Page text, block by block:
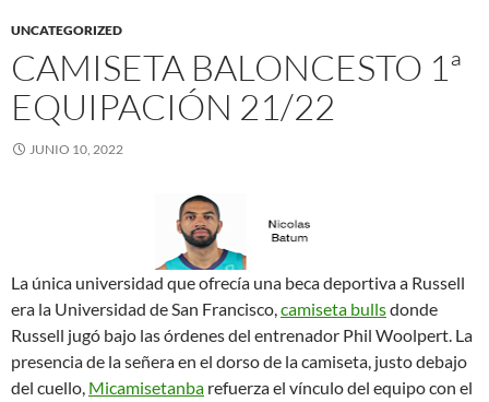
UNCATEGORIZED
CAMISETA BALONCESTO 1ª
EQUIPACIÓN 21/22
JUNIO 10, 2022
La única universidad que ofrecía una beca deportiva a Russell
era la Universidad de San Francisco,camiseta bullsdonde
Russell jugó bajo las órdenes del entrenador Phil Woolpert. La
presencia de la señera en el dorso de la camiseta, justo debajo
del cuello, Micamisetanba refuerza el vínculo del equipo con el